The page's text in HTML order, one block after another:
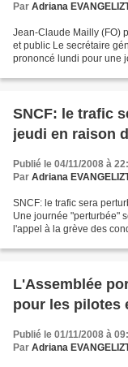
Par Adriana
Jean-Claude Mailly (FO)
et public Le secrétaire
prononcé lundi pour une
SNCF: le trafic
jeudi en raison
Publié le 04/11/2008 à
Par Adriana
SNCF: le trafic sera
Une journée "perturbée"
l'appel à la grève des
L'Assemblée
pour les pilotes
Publié le 01/11/2008 à
Par Adriana